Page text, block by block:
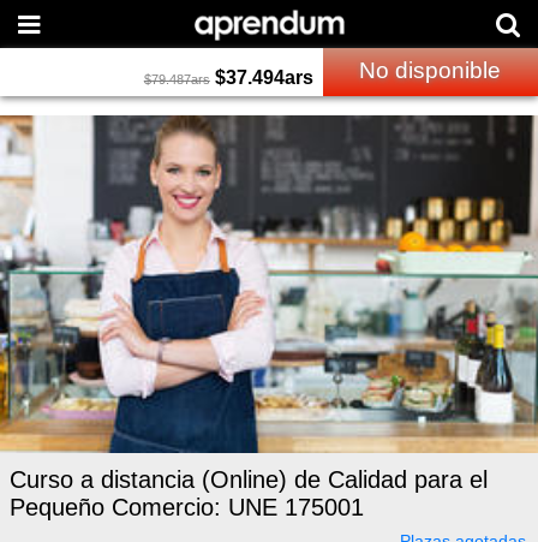
$79.487ars $37.494ars No disponible
Curso a distancia (Online) de Calidad para el
Pequeño Comercio: UNE 175001